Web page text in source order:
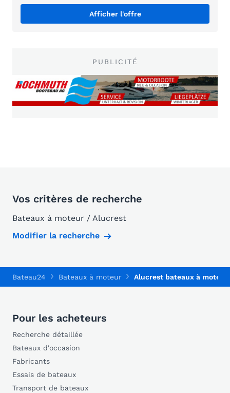
Afficher l'offre
PUBLICITÉ
Vos critères de recherche
Bateaux à moteur / Alucrest
Modifier la recherche
Bateau24 Bateaux à moteur Alucrest bateaux à moteur
Pour les acheteurs
Recherche détaillée
Bateaux d'occasion
Fabricants
Essais de bateaux
Transport de bateaux